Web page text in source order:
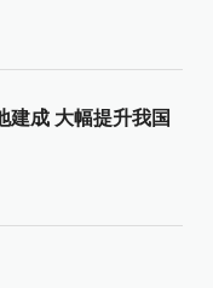
建成 大幅提升我国